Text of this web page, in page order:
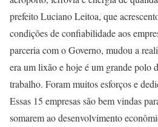
prefeito Luciano Leitoa, que
condições de confiabilidade aos
parceria com o Governo, mudou a
era um lixão e hoje é um grande polo
trabalho. Foram muitos esforços e
Essas 15 empresas são bem vindas
somarem ao desenvolvimento